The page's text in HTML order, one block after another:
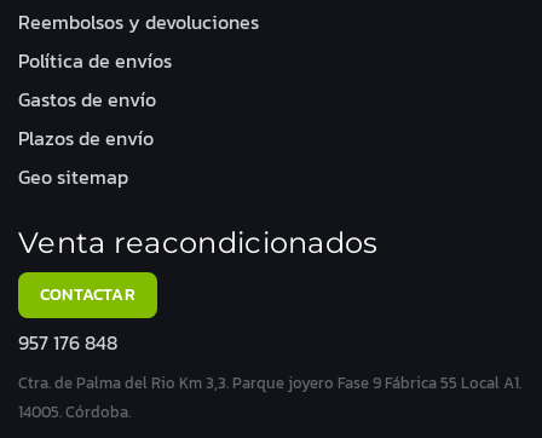
Reembolsos y devoluciones
Política de envíos
Gastos de envío
Plazos de envío
Geo sitemap
Venta reacondicionados
CONTACTAR
957 176 848
Ctra. de Palma del Rio Km 3,3. Parque joyero Fase 9 Fábrica 55 Local A1.
14005. Córdoba.